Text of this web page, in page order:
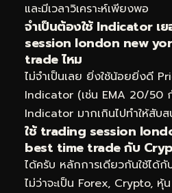
และมีเวลาวิเคราะห์เพียงพอ
จำเป็นต้องใช้ Indicator เ
session london new
trade ไหม
ไม่จำเป็นเลย ยิ่งใช้น้อยยิ่งดี
Indicator (เช่น EMA 20/50
Indicator มากเกินไปทำให้สับส
ใช้ trading session
best time trade กับ
ได้ครับ หลักการเดียวกันใช้ได้
ไม่ว่าจะเป็น Forex, Crypto,